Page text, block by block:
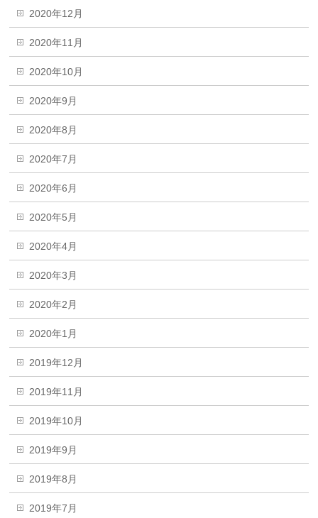
2020年12月
2020年11月
2020年10月
2020年9月
2020年8月
2020年7月
2020年6月
2020年5月
2020年4月
2020年3月
2020年2月
2020年1月
2019年12月
2019年11月
2019年10月
2019年9月
2019年8月
2019年7月